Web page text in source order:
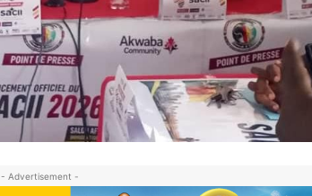
- Advertisement -